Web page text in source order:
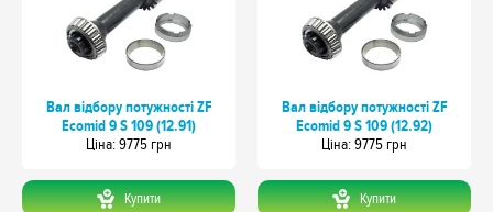
Вал відбору потужності ZF
Ecomid 9 S 109 (12.91)
Цiна: 9775 грн
Купити
Вал відбору потужності ZF
Ecomid 9 S 109 (12.92)
Цiна: 9775 грн
Купити